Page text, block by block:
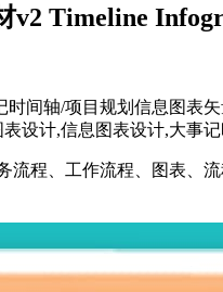
Timeline
轴/项目规划信息图表矢
设计,信息图表设计,大事
程、工作流程、图表、